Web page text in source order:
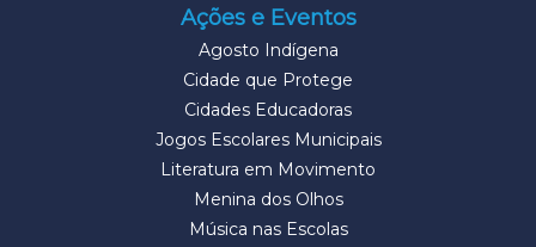
Ações e Eventos
Agosto Indígena
Cidade que Protege
Cidades Educadoras
Jogos Escolares Municipais
Literatura em Movimento
Menina dos Olhos
Música nas Escolas